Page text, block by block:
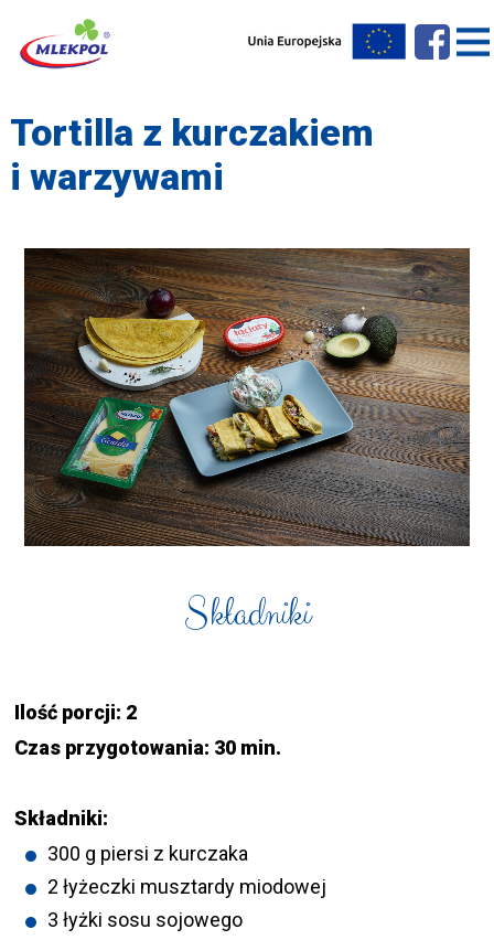
Tortilla z kurczakiem
i warzywami
Składniki
Ilość porcji: 2
Czas przygotowania: 30 min.
Składniki:
300 g piersi z kurczaka
2 łyżeczki musztardy miodowej
3 łyżki sosu sojowego